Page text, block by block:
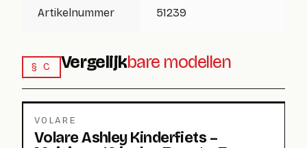
Artikelnummer 51239
§ C Vergelijkbare modellen
VOLARE
Volare Ashley Kinderfiets –